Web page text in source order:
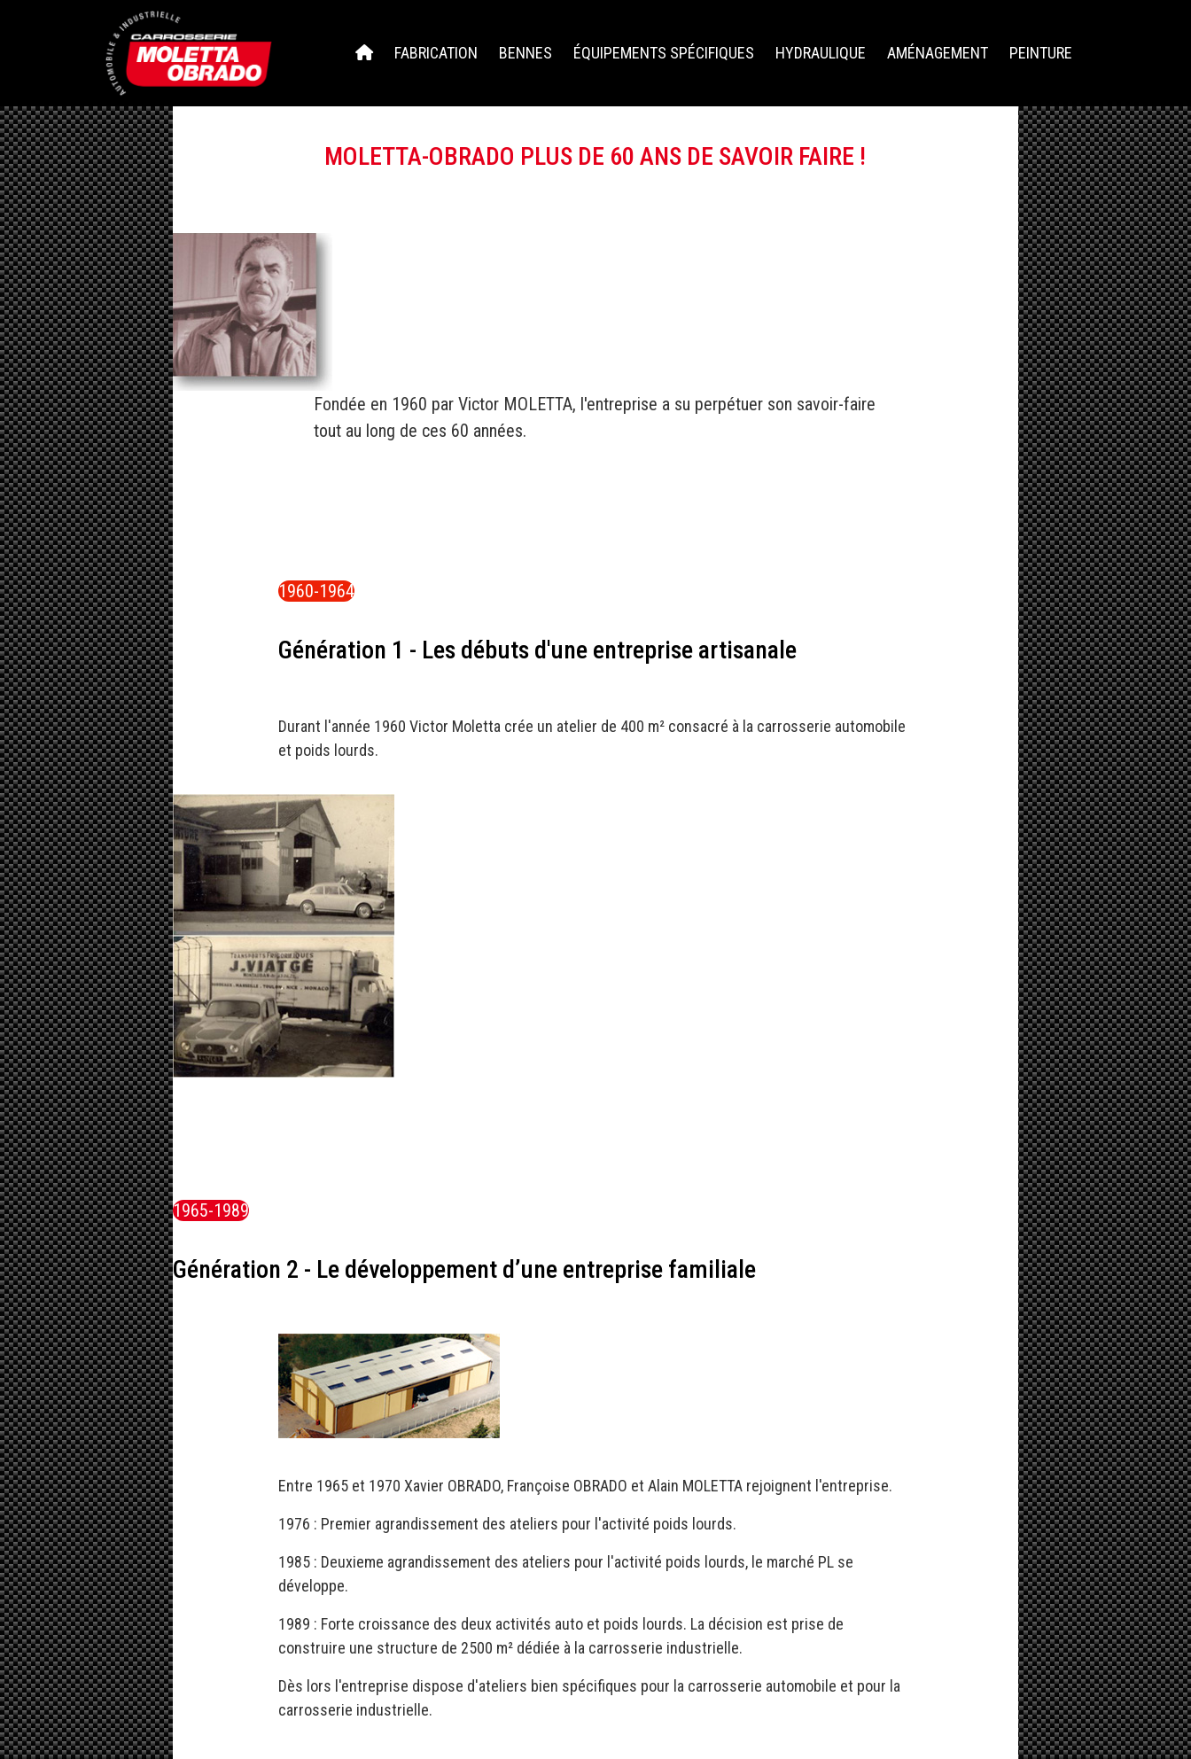
FABRICATION BENNES ÉQUIPEMENTS SPÉCIFIQUES HYDRAULIQUE AMÉNAGEMENT PEINTURE
MOLETTA-OBRADO PLUS DE 60 ANS DE SAVOIR FAIRE !
Fondée en 1960 par Victor MOLETTA, l'entreprise a su perpétuer son savoir-faire
tout au long de ces 60 années.
1960-1964
Génération 1 - Les débuts d'une entreprise artisanale
Durant l'année 1960 Victor Moletta crée un atelier de 400 m² consacré à la carrosserie automobile
et poids lourds.
1965-1989
Génération 2 - Le développement d’une entreprise familiale
Entre 1965 et 1970 Xavier OBRADO, Françoise OBRADO et Alain MOLETTA rejoignent l'entreprise.
1976 : Premier agrandissement des ateliers pour l'activité poids lourds.
1985 : Deuxieme agrandissement des ateliers pour l'activité poids lourds, le marché PL se
développe.
1989 : Forte croissance des deux activités auto et poids lourds. La décision est prise de
construire une structure de 2500 m² dédiée à la carrosserie industrielle.
Dès lors l'entreprise dispose d'ateliers bien spécifiques pour la carrosserie automobile et pour la
carrosserie industrielle.